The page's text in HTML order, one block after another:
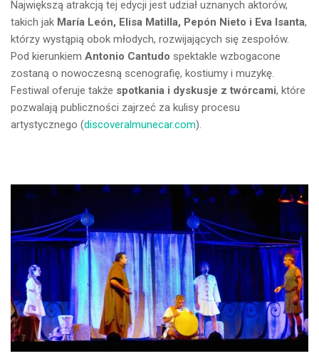
Największą atrakcją tej edycji jest udział uznanych aktorów,
takich jak María León, Elisa Matilla, Pepón Nieto i Eva Isanta,
którzy wystąpią obok młodych, rozwijających się zespołów.
Pod kierunkiem Antonio Cantudo spektakle wzbogacone
zostaną o nowoczesną scenografię, kostiumy i muzykę.
Festiwal oferuje także spotkania i dyskusje z twórcami, które
pozwalają publiczności zajrzeć za kulisy procesu
artystycznego (discoveralmunecar.com).